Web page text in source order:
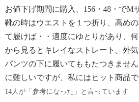
お値下げ期間に購入、156・48・でM
靴の時はウエストを１つ折り、高め
て履けば・・適度にゆとりがあり、
から見るとキレイなストレート。外
パンツの下に履いてももたつきませ
に難しいですが、私にはヒット商品で
14人が「参考になった」と言っています